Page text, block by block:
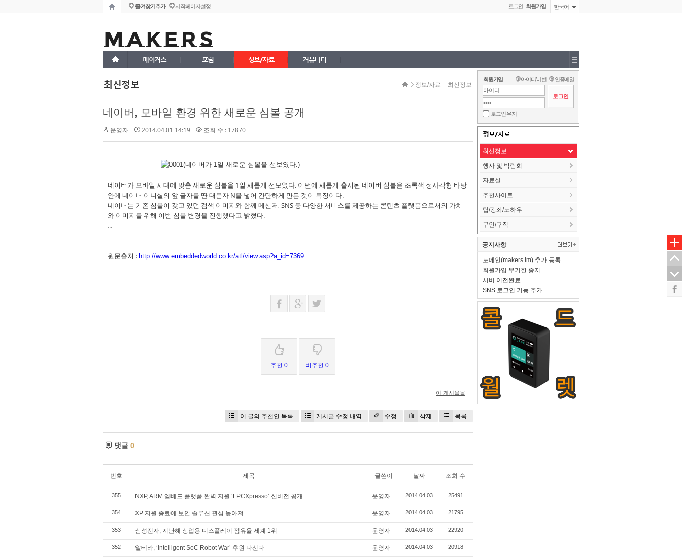
즐겨찾기추가 시작페이지설정 로그인 회원가입 한국어
메이커스 포럼 정보/자료 커뮤니티
최신정보 정보/자료 최신정보
네이버, 모바일 환경 위한 새로운 심볼 공개
운영자 2014.04.01 14:19 조회 수 : 17870
네이버가 모바일 시대에 맞춘 새로운 심볼을 1일 새롭게 선보였다. 이번에 새롭게 출시된 네이버 심볼은 초록색 정사각형 바탕
안에 네이버 이니셜의 앞 글자를 딴 대문자 N을 넣어 간단하게 만든 것이 특징이다.
네이버는 기존 심볼이 갖고 있던 검색 이미지와 함께 메신저, SNS 등 다양한 서비스를 제공하는 콘텐츠 플랫폼으로서의 가치
와 이미지를 위해 이번 심볼 변경을 진행했다고 밝혔다.
...
원문출처 : http://www.embeddedworld.co.kr/atl/view.asp?a_id=7369
추천 0 비추천 0
이 게시물을
이 글의 추천인 목록 게시글 수정 내역 수정 삭제 목록
댓글 0
번호 제목 글쓴이 날짜 조회 수
355 NXP, ARM 엠베드 플랫폼 완벽 지원 ‘LPCXpresso’ 신버전 공개 운영자 2014.04.03 25491
354 XP 지원 종료에 보안 솔루션 관심 높아져 운영자 2014.04.03 21795
353 삼성전자, 지난해 상업용 디스플레이 점유율 세계 1위 운영자 2014.04.03 22920
352 알테라, ‘Intelligent SoC Robot War’ 후원 나선다 운영자 2014.04.03 20918
회원가입 아이디/비번 인증메일
로그인 유지
정보/자료
최신정보
행사 및 박람회
자료실
추천사이트
팁/강좌/노하우
구인/구직
공지사항
도메인(makers.im) 추가 등록
회원가입 무기한 중지
서버 이전완료
SNS 로그인 기능 추가